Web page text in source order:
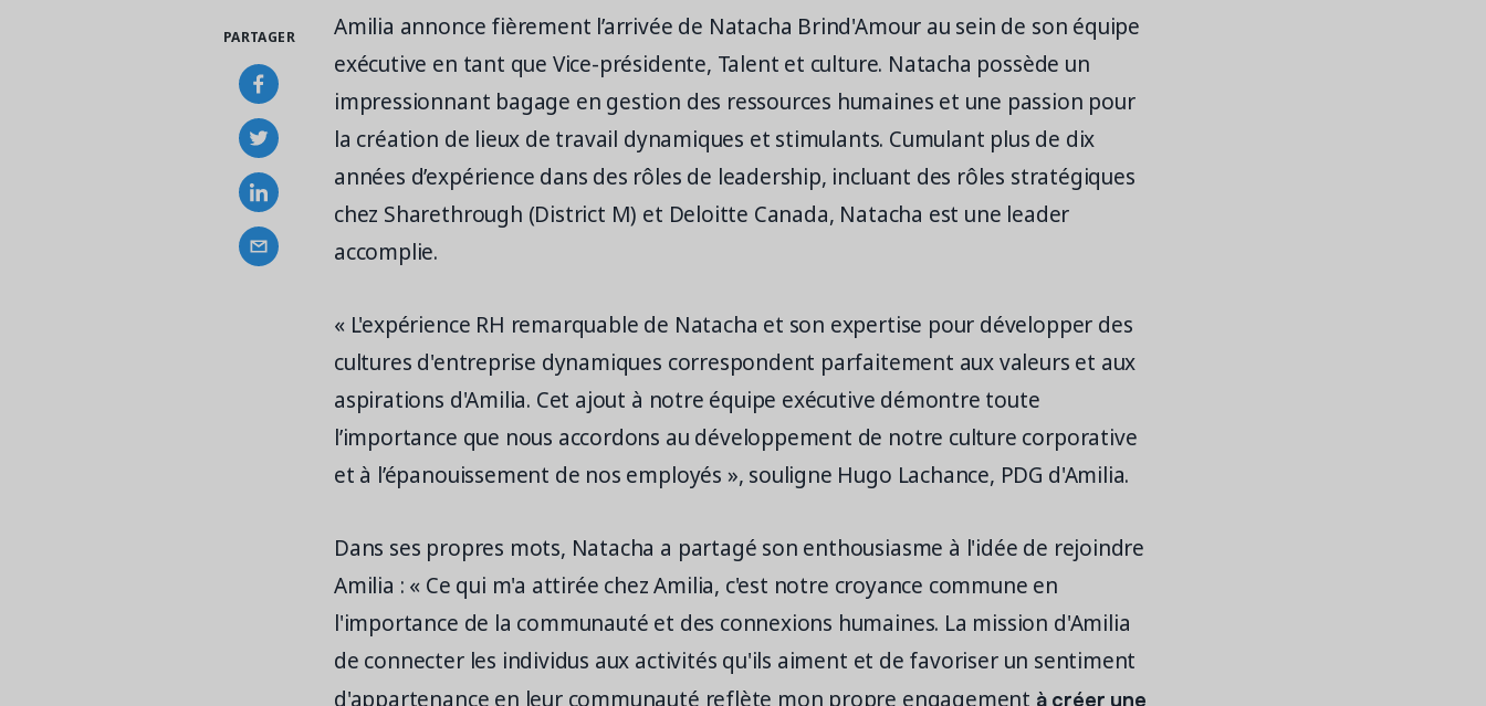
Amilia annonce fièrement l’arrivée de Natacha Brind'Amour au sein de son équipe
exécutive en tant que Vice-présidente, Talent et culture. Natacha possède un
impressionnant bagage en gestion des ressources humaines et une passion pour
la création de lieux de travail dynamiques et stimulants. Cumulant plus de dix
années d’expérience dans des rôles de leadership, incluant des rôles stratégiques
chez Sharethrough (District M) et Deloitte Canada, Natacha est une leader
accomplie.
« L'expérience RH remarquable de Natacha et son expertise pour développer des
cultures d'entreprise dynamiques correspondent parfaitement aux valeurs et aux
aspirations d'Amilia. Cet ajout à notre équipe exécutive démontre toute
l’importance que nous accordons au développement de notre culture corporative
et à l’épanouissement de nos employés », souligne Hugo Lachance, PDG d'Amilia.
Dans ses propres mots, Natacha a partagé son enthousiasme à l'idée de rejoindre
Amilia : « Ce qui m'a attirée chez Amilia, c'est notre croyance commune en
l'importance de la communauté et des connexions humaines. La mission d'Amilia
de connecter les individus aux activités qu'ils aiment et de favoriser un sentiment
d'appartenance en leur communauté reflète mon propre engagement à créer une
PARTAGER